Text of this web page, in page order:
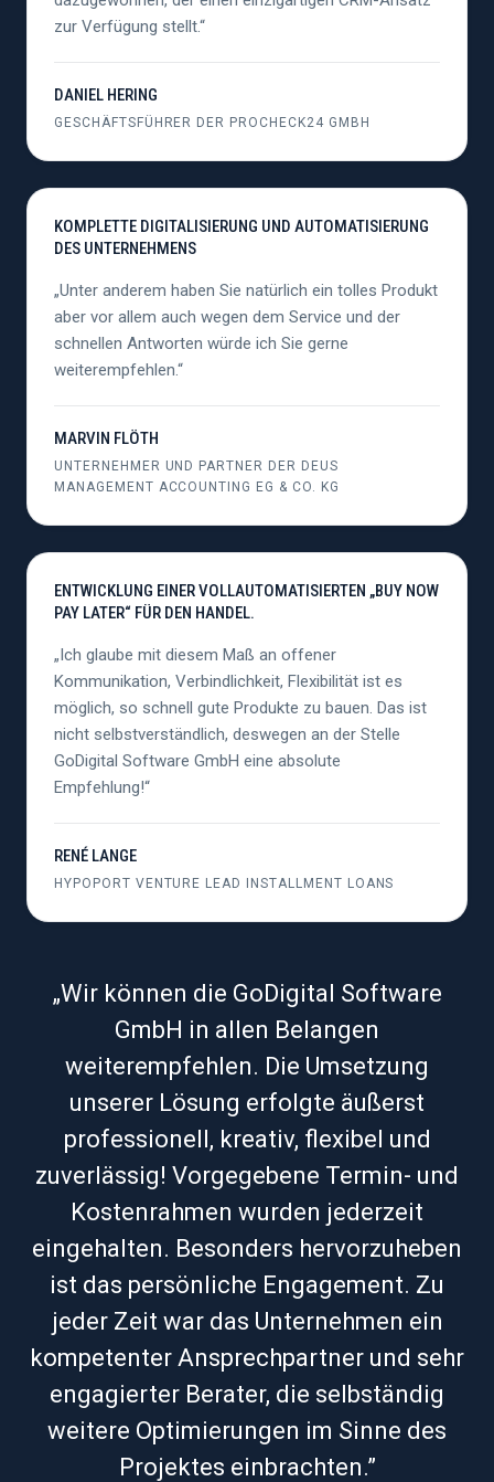
zur Verfügung stellt.“
DANIEL HERING
GESCHÄFTSFÜHRER DER PROCHECK24 GMBH
KOMPLETTE DIGITALISIERUNG UND AUTOMATISIERUNG
DES UNTERNEHMENS
„Unter anderem haben Sie natürlich ein tolles Produkt
aber vor allem auch wegen dem Service und der
schnellen Antworten würde ich Sie gerne
weiterempfehlen.“
MARVIN FLÖTH
UNTERNEHMER UND PARTNER DER DEUS
MANAGEMENT ACCOUNTING EG & CO. KG
ENTWICKLUNG EINER VOLLAUTOMATISIERTEN „BUY NOW
PAY LATER“ FÜR DEN HANDEL.
„Ich glaube mit diesem Maß an offener
Kommunikation, Verbindlichkeit, Flexibilität ist es
möglich, so schnell gute Produkte zu bauen. Das ist
nicht selbstverständlich, deswegen an der Stelle
GoDigital Software GmbH eine absolute
Empfehlung!“
RENÉ LANGE
HYPOPORT VENTURE LEAD INSTALLMENT LOANS
„Wir können die GoDigital Software
GmbH in allen Belangen
weiterempfehlen. Die Umsetzung
unserer Lösung erfolgte äußerst
professionell, kreativ, flexibel und
zuverlässig! Vorgegebene Termin- und
Kostenrahmen wurden jederzeit
eingehalten. Besonders hervorzuheben
ist das persönliche Engagement. Zu
jeder Zeit war das Unternehmen ein
kompetenter Ansprechpartner und sehr
engagierter Berater, die selbständig
weitere Optimierungen im Sinne des
Projektes einbrachten.”